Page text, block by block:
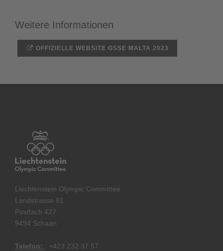
Weitere Informationen
OFFIZIELLE WEBSITE GSSE MALTA 2023
Liechtenstein Olympic Committee
Landstrasse 81
Postfach 427
9494 Schaan
Telefon: +423 232 37 57